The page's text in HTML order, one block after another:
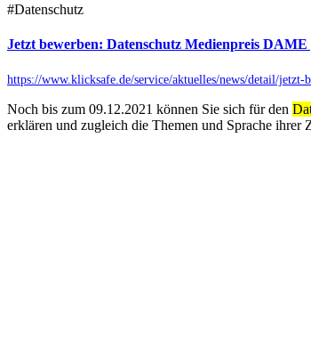
#Datenschutz
Jetzt bewerben: Datenschutz Medienpreis
https://www.klicksafe.de/service/aktuelles/news/detail/
Noch bis zum 09.12.2021 können Sie sich für den
erklären und zugleich die Themen und Sprache